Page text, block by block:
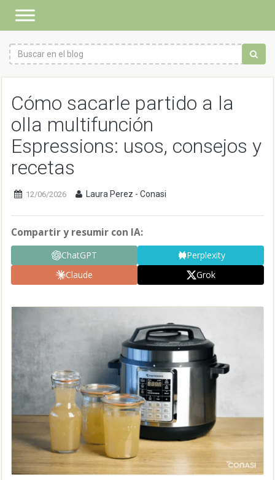
Cómo sacarle partido a la
olla multifunción
Espressions: usos, consejos y
recetas
12/06/2026 Laura Perez - Conasi
Compartir y resumir con IA:
ChatGPT
Perplexity
Claude
Grok